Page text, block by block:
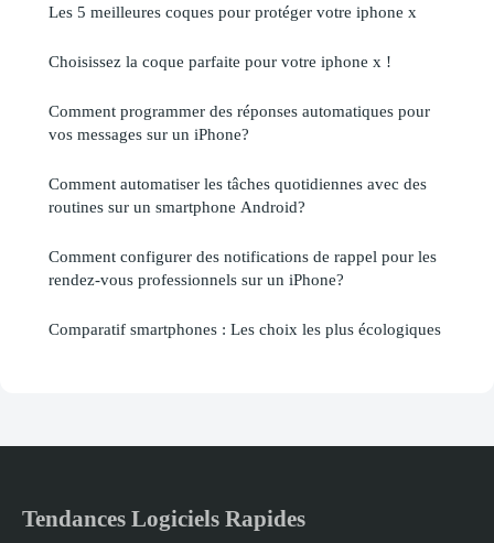
Les 5 meilleures coques pour protéger votre iphone x
Choisissez la coque parfaite pour votre iphone x !
Comment programmer des réponses automatiques pour
vos messages sur un iPhone?
Comment automatiser les tâches quotidiennes avec des
routines sur un smartphone Android?
Comment configurer des notifications de rappel pour les
rendez-vous professionnels sur un iPhone?
Comparatif smartphones : Les choix les plus écologiques
Tendances Logiciels Rapides